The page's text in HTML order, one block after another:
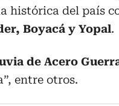
histórica del país
Boyacá y Yopal.
de Acero
entre otros.